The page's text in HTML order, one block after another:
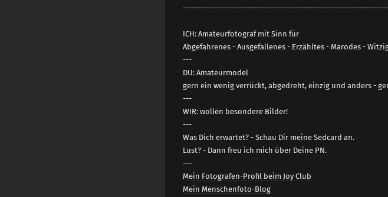
ICH: Amateurfotograf mit Sinn für
Abgefahrenes - Ausgefallenes - Erzähltes - Marodes -
---
DU: Amateurmodel
gern ein wenig verrückt, abgedreht, einzig und anders -
---
WIR: wollen besondere Bilder!
---
Was Dich erwartet? - Schau Dir meine Sedcard an.
Lust? - Dann freu ich mich über Deine PN.
---
Mein Fotografen-Profil beim Joy Club
Mein Menschenfoto-Blog